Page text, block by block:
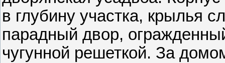
в глубину участка, крылья
парадный двор,
чугунной решеткой. За